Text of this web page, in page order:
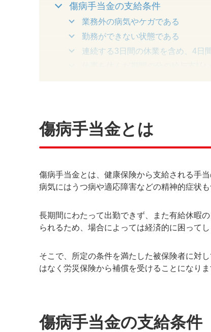
傷病手当金の支給条件
業務外の病気やケガである
勤務ができない状態である
連続する3日間の休業を含め、4日
傷病手当金の計算方法
傷病手当金が振り込まれるタイミ
必要書類
勤務先が行う手続き
まとめ
傷病手当金とは
傷病手当金とは、健康保険から支給される手当
病気にはうつ病や適応障害などの精神的症状も
長期間にわたって出勤できず、また有給休暇
られるため、場合によっては経済的に困ってし
そこで、所定の条件を満たした被保険者に対
はなく労災保険から補償を受けることになりま
傷病手当金の支給条件